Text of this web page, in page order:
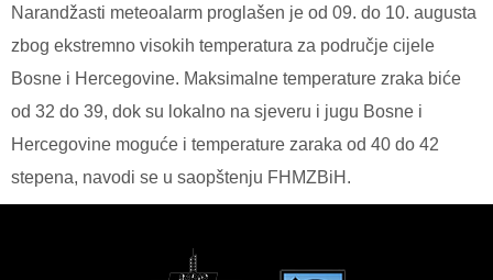
Narandžasti meteoalarm proglašen je od 09. do 10. augusta
zbog ekstremno visokih temperatura za područje cijele
Bosne i Hercegovine. Maksimalne temperature zraka biće
od 32 do 39, dok su lokalno na sjeveru i jugu Bosne i
Hercegovine moguće i temperature zaraka od 40 do 42
stepena, navodi se u saopštenju FHMZBiH.